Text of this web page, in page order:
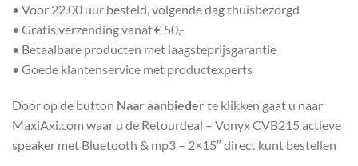
• Voor 22.00 uur besteld, volgende dag thuisbezorgd
• Gratis verzending vanaf € 50,-
• Betaalbare producten met laagsteprijsgarantie
• Goede klantenservice met productexperts
Door op de button Naar aanbieder te klikken gaat u naar
MaxiAxi.com waar u de Retourdeal – Vonyx CVB215 actieve
speaker met Bluetooth & mp3 – 2×15″ direct kunt bestellen